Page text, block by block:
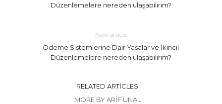
Düzenlemelere nereden ulaşabilirim?
Next article
Ödeme Sistemlerine Dair Yasalar ve İkincil
Düzenlemelere nereden ulaşabilirim?
RELATED ARTICLES
MORE BY ARIF ÜNAL